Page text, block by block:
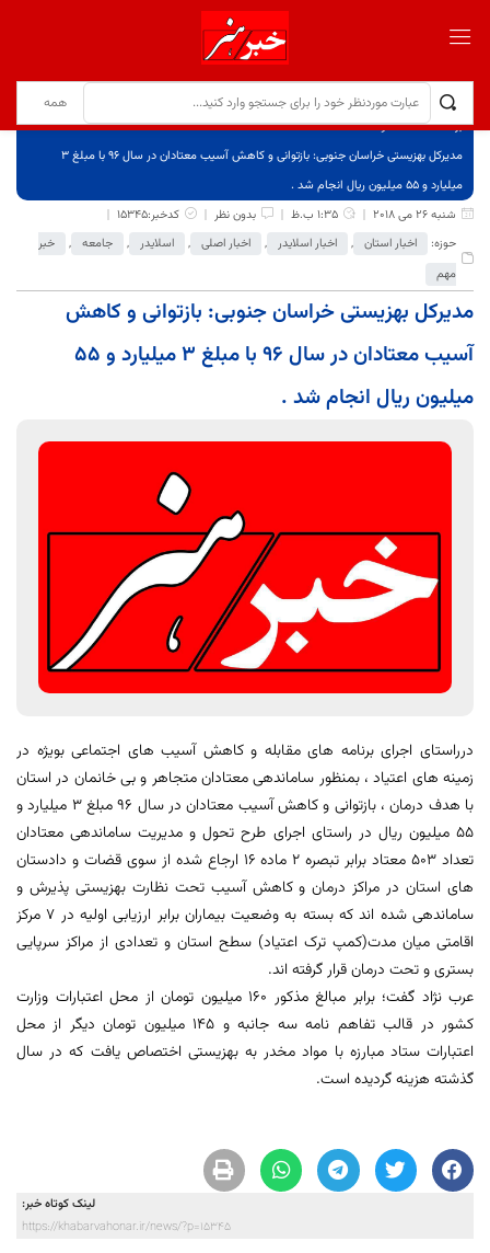
برگ نخست
نوشته‌ها
مدیرکل بهزیستی خراسان جنوبی: بازتوانی و کاهش آسیب معتادان در سال 96 با مبلغ 3
میلیارد و 55 میلیون ریال انجام شد .
شنبه 26 می 2018
1:35 ب.ظ بدون نظر
کدخبر:15345
حوزه:
اخبار استان , اخبار اسلایدر , اخبار اصلی , اسلایدر , جامعه ,
خبر
مهم
مدیرکل بهزیستی خراسان جنوبی: بازتوانی و کاهش
آسیب معتادان در سال 96 با مبلغ 3 میلیارد و 55
میلیون ریال انجام شد .
درراستای اجرای برنامه های مقابله و کاهش آسیب های اجتماعی بویژه در
زمینه های اعتیاد ، بمنظور ساماندهی معتادان متجاهر و بی خانمان در استان
با هدف درمان ، بازتوانی و کاهش آسیب معتادان در سال 96 مبلغ 3 میلیارد و
55 میلیون ریال در راستای اجرای طرح تحول و مدیریت ساماندهی معتادان
تعداد 503 معتاد برابر تبصره 2 ماده 16 ارجاع شده از سوی قضات و دادستان
های استان در مراکز درمان و کاهش آسیب تحت نظارت بهزیستی پذیرش و
ساماندهی شده اند که بسته به وضعیت بیماران برابر ارزیابی اولیه در 7 مرکز
اقامتی میان مدت(کمپ ترک اعتیاد) سطح استان و تعدادی از مراکز سرپایی
بستری و تحت درمان قرار گرفته اند.
عرب نژاد گفت؛ برابر مبالغ مذکور 160 میلیون تومان از محل اعتبارات وزارت
کشور در قالب تفاهم نامه سه جانبه و 145 میلیون تومان دیگر از محل
اعتبارات ستاد مبارزه با مواد مخدر به بهزیستی اختصاص یافت که در سال
گذشته هزینه گردیده است.
لینک کوتاه خبر:
https://khabarvahonar.ir/news/?p=15345